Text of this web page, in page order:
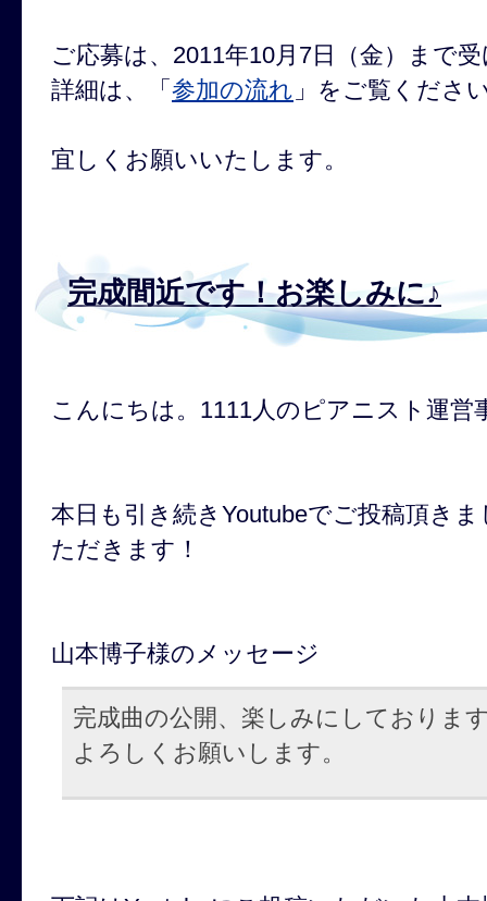
ご応募は、2011年10月7日（金）まで
詳細は、「 参加の流れ 」をご覧くださ
宜しくお願いいたします。
完成間近です！お楽しみに♪
こんにちは。1111人のピアニスト運営
本日も引き続きYoutubeでご投稿頂き
ただきます！
山本博子様のメッセージ
完成曲の公開、楽しみにしておりま
よろしくお願いします。